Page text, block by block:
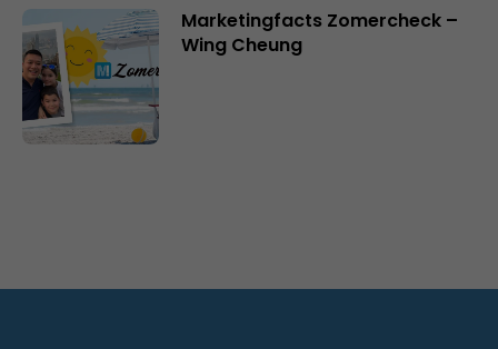
Marketingfacts Zomercheck –
Wing Cheung